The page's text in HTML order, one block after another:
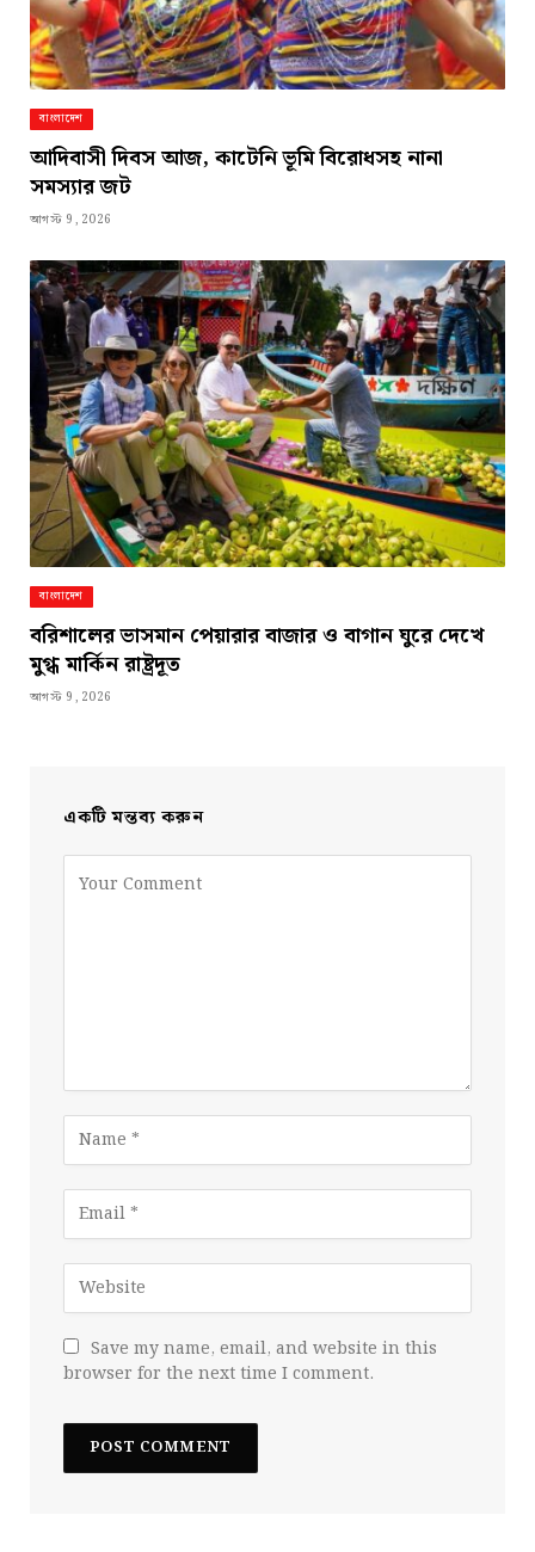
বাংলাদেশ
আদিবাসী দিবস আজ, কাটেনি ভূমি বিরোধসহ নানা
সমস্যার জট
আগস্ট 9, 2026
বাংলাদেশ
বরিশালের ভাসমান পেয়ারার বাজার ও বাগান ঘুরে দেখে
মুগ্ধ মার্কিন রাষ্ট্রদূত
আগস্ট 9, 2026
একটি মন্তব্য করুন
Save my name, email, and website in this
browser for the next time I comment.